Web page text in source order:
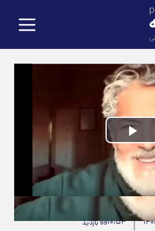
Play
Video
|مدت زمان ویدیو: 00:02:16
۱۰:۵۳69 بازدید